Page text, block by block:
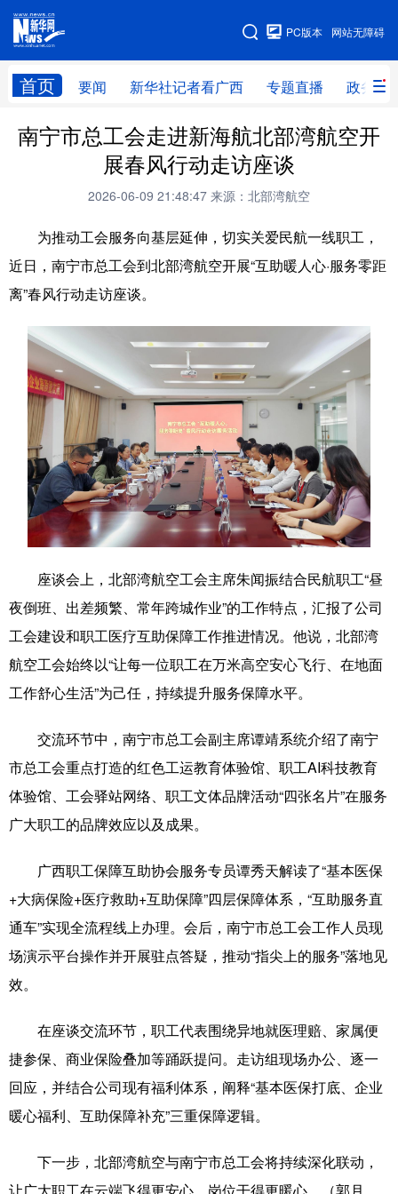
网站无障碍
PC版本
首页 要闻 新华社记者看广西 专题直播 政务信
网站地图
广西频道
新华社记者 专题直播
新华网导航
国际 财经 网评 港澳
台湾 思客智库 全球连线 教育
科技 科普 体育 文化
健康 军事 访谈 视频
图片 中央文件 金融 汽车
食品 人居 信息化 乡村振兴
溯源中国 城市 旅游 能源
会展 彩票 娱乐 时尚
亚太网 上市公司 文化产业
地方频道
北京 天津 河北 山西
辽宁 吉林
浙江 安徽 福建 江西
山东 河南 湖北 湖南
广西 重庆
陕西 宁夏
新疆 内蒙古 黑龙江
多语种频道
English Español Français عربى
南宁市总工会走进新海航北部湾航空开
展春风行动走访座谈
2026-06-09 21:48:47 来源：北部湾航空
为推动工会服务向基层延伸，切实关爱民航一线职工，
近日，南宁市总工会到北部湾航空开展“互助暖人心·服务零距
离”春风行动走访座谈。
座谈会上，北部湾航空工会主席朱闻振结合民航职工“昼
夜倒班、出差频繁、常年跨城作业”的工作特点，汇报了公司
工会建设和职工医疗互助保障工作推进情况。他说，北部湾
航空工会始终以“让每一位职工在万米高空安心飞行、在地面
工作舒心生活”为己任，持续提升服务保障水平。
交流环节中，南宁市总工会副主席谭靖系统介绍了南宁
市总工会重点打造的红色工运教育体验馆、职工AI科技教育
体验馆、工会驿站网络、职工文体品牌活动“四张名片”在服务
广大职工的品牌效应以及成果。
广西职工保障互助协会服务专员谭秀天解读了“基本医保
+大病保险+医疗救助+互助保障”四层保障体系，“互助服务直
通车”实现全流程线上办理。会后，南宁市总工会工作人员现
场演示平台操作并开展驻点答疑，推动“指尖上的服务”落地见
效。
在座谈交流环节，职工代表围绕异地就医理赔、家属便
捷参保、商业保险叠加等踊跃提问。走访组现场办公、逐一
回应，并结合公司现有福利体系，阐释“基本医保打底、企业
暖心福利、互助保障补充”三重保障逻辑。
下一步，北部湾航空与南宁市总工会将持续深化联动，